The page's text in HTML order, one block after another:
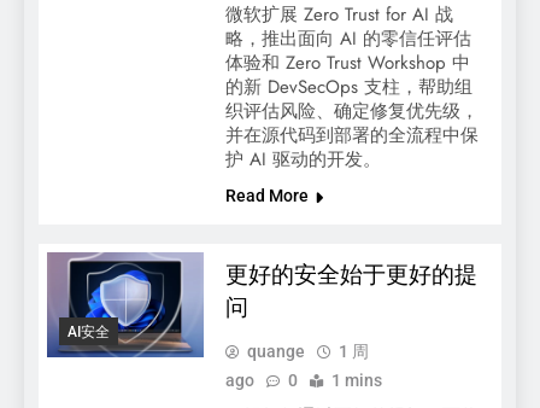
微软扩展 Zero Trust for AI 战
略，推出面向 AI 的零信任评估
体验和 Zero Trust Workshop 中
的新 DevSecOps 支柱，帮助组
织评估风险、确定修复优先级，
并在源代码到部署的全流程中保
护 AI 驱动的开发。
Read More
AI安全
更好的安全始于更好的提
问
quange
1 周
ago
0 1 mins